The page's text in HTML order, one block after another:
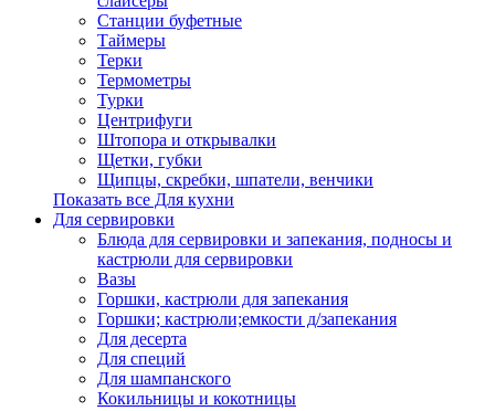
Станции буфетные
Таймеры
Терки
Термометры
Турки
Центрифуги
Штопора и открывалки
Щетки, губки
Щипцы, скребки, шпатели, венчики
Показать все Для кухни
Для сервировки
Блюда для сервировки и запекания, подносы и
кастрюли для сервировки
Вазы
Горшки, кастрюли для запекания
Горшки; кастрюли;емкости д/запекания
Для десерта
Для специй
Для шампанского
Кокильницы и кокотницы